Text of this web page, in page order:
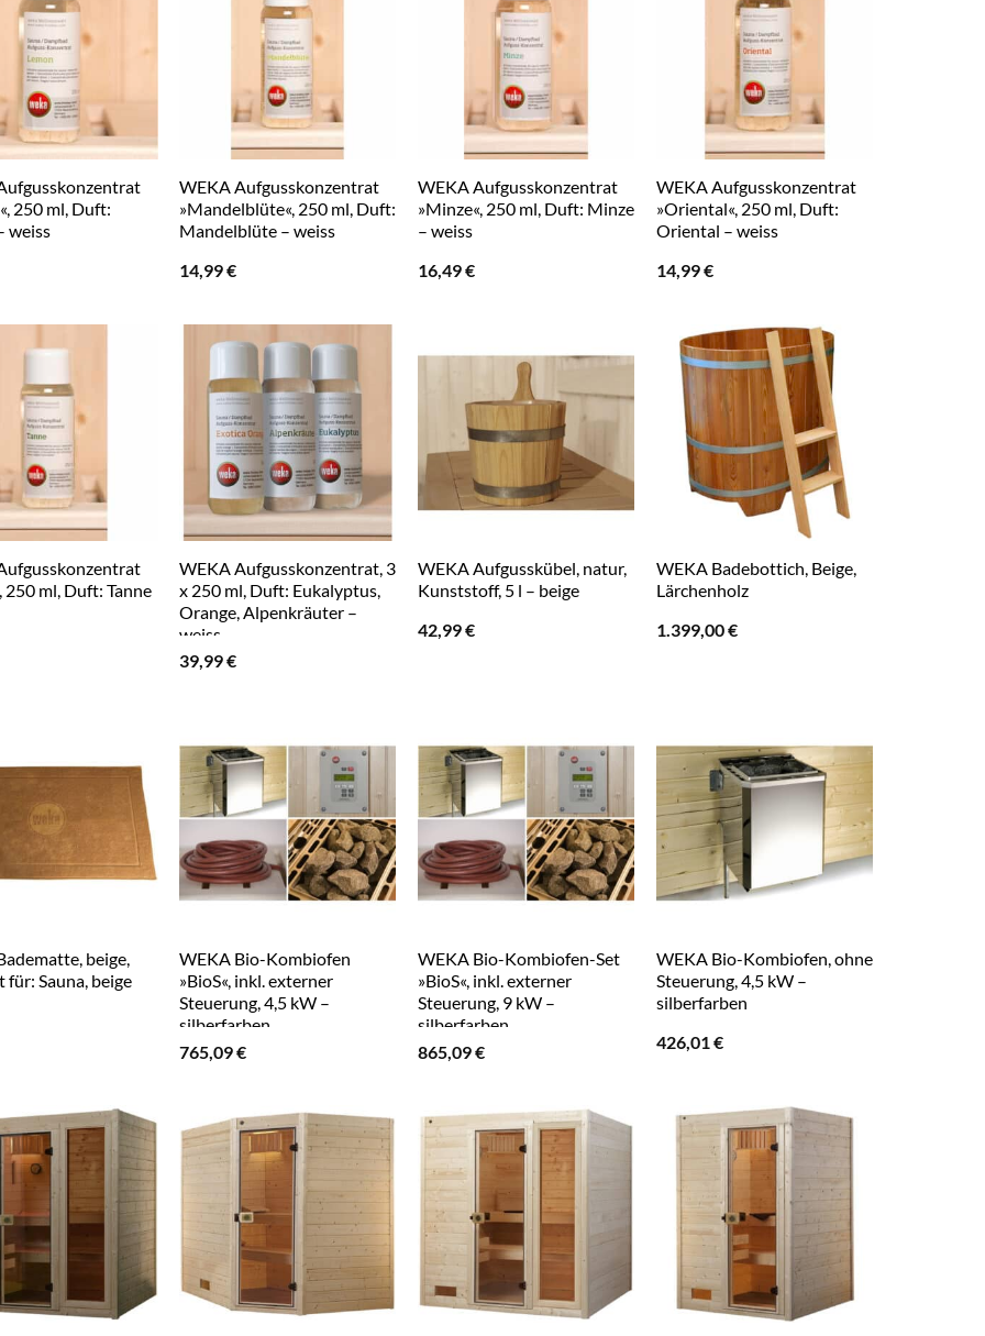
250 ml, Duft:
weiss
WEKA Aufgusskonzentrat
»Mandelblüte«, 250 ml, Duft:
Mandelblüte – weiss
14,99€
WEKA Aufgusskonzentrat
»Minze«, 250 ml, Duft: Minze
– weiss
16,49€
WEKA Aufgusskonzentrat
»Oriental«, 250 ml, Duft:
Oriental – weiss
14,99€
250 ml, Duft: Tanne
WEKA Aufgusskonzentrat, 3
x 250 ml, Duft: Eukalyptus,
Orange, Alpenkräuter –
weiss
39,99€
WEKA Aufgusskübel, natur,
Kunststoff, 5 l – beige
42,99€
WEKA Badebottich, Beige,
Lärchenholz
1.399,00€
beige,
für: Sauna, beige
WEKA Bio-Kombiofen
»BioS«, inkl. externer
Steuerung, 4,5 kW –
silberfarben
765,09€
WEKA Bio-Kombiofen-Set
»BioS«, inkl. externer
Steuerung, 9 kW –
silberfarben
865,09€
WEKA Bio-Kombiofen, ohne
Steuerung, 4,5 kW –
silberfarben
426,01€